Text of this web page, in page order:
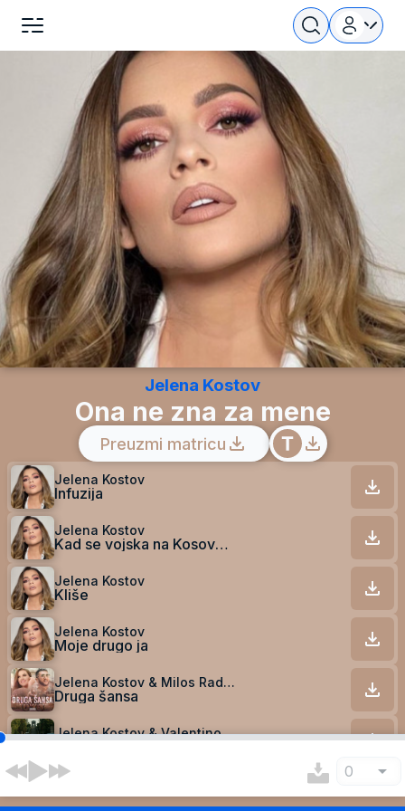
Jelena Kostov
Ona ne zna za mene
Preuzmi matricu
Jelena Kostov
Infuzija
Jelena Kostov
Kad se vojska na Kosovo vrati
Jelena Kostov
Kliše
Jelena Kostov
Moje drugo ja
Jelena Kostov & Milos Radovanovic
Druga šansa
Jelena Kostov & Valentino
0